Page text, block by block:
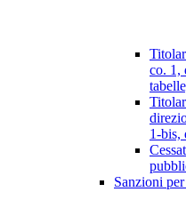
co. 1,
1-bis,
Sanzioni